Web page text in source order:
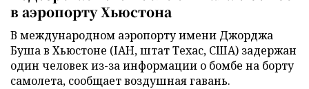
в аэропорту Хьюстона
В международном аэропорту имени Джорджа
Буша в Хьюстоне (IAH, штат Техас, США) задержан
один человек из-за информации о бомбе на борту
самолета, сообщает воздушная гавань.